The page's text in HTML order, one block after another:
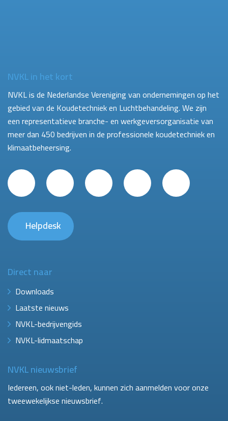
NVKL in het kort
NVKL is de Nederlandse Vereniging van ondernemingen op het
gebied van de Koudetechniek en Luchtbehandeling. We zijn
een representatieve branche- en werkgeversorganisatie van
meer dan 450 bedrijven in de professionele koudetechniek en
klimaatbeheersing.
Helpdesk
Direct naar
Downloads
Laatste nieuws
NVKL-bedrijvengids
NVKL-lidmaatschap
NVKL nieuwsbrief
Iedereen, ook niet-leden, kunnen zich aanmelden voor onze
tweewekelijkse nieuwsbrief.